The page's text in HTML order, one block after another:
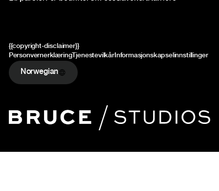
{{copyright-disclaimer}}
PersonvernerklæringTjenestevilkårInformasjonskapselinnstillinger
Norwegian